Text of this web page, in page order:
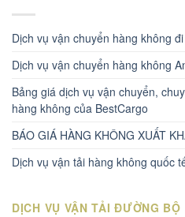
Dịch vụ vận chuyển hàng không
Dịch vụ vận chuyển hàng không
Bảng giá dịch vụ vận chuyển,
hàng không của BestCargo
BÁO GIÁ HÀNG KHÔNG XUẤT
Dịch vụ vận tải hàng không quốc
DỊCH VỤ VẬN TẢI ĐƯỜNG BỘ